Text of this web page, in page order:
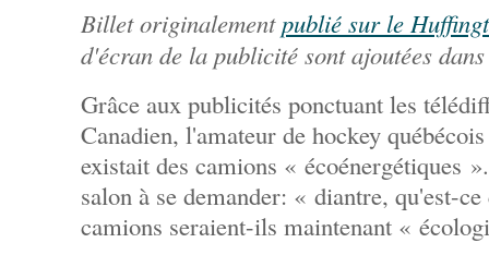
Billet originalementpublié sur le
d'écran de la publicité sont ajoutées
Grâce aux publicités ponctuant les
Canadien, l'amateur de hockey
existait des camions « écoénergétiques
salon à se demander: « diantre, qu'est-
camions seraient-ils maintenant «